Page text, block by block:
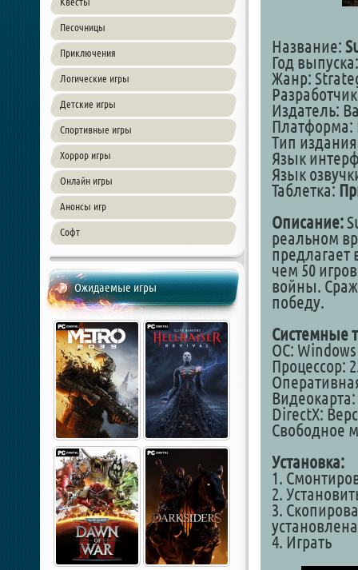
Песочницы
Приключения
Логические игры
Детские игры
Спортивные игры
Хоррор игры
Онлайн игры
Анонсы игр
Софт
Ожидаемые игры
Название:
Год
Жанр:
Издатель:
Платформа:
Тип
Язык
Язык
Таблетка:
Описание:
реальном
предлагает
чем 50
войны.
победу.
Системные
ОС: Windows
Процессор:
DirectX:
Свободное
Установка:
1.
2.
3.
4. Играть